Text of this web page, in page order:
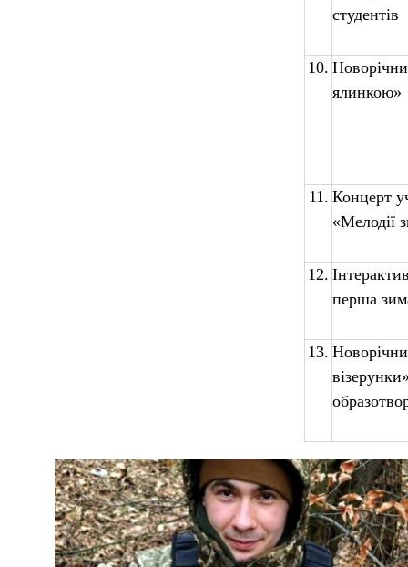
студентів
10.
ялинкою»
11. Концерт
«Мелодії
12.
перша
13.